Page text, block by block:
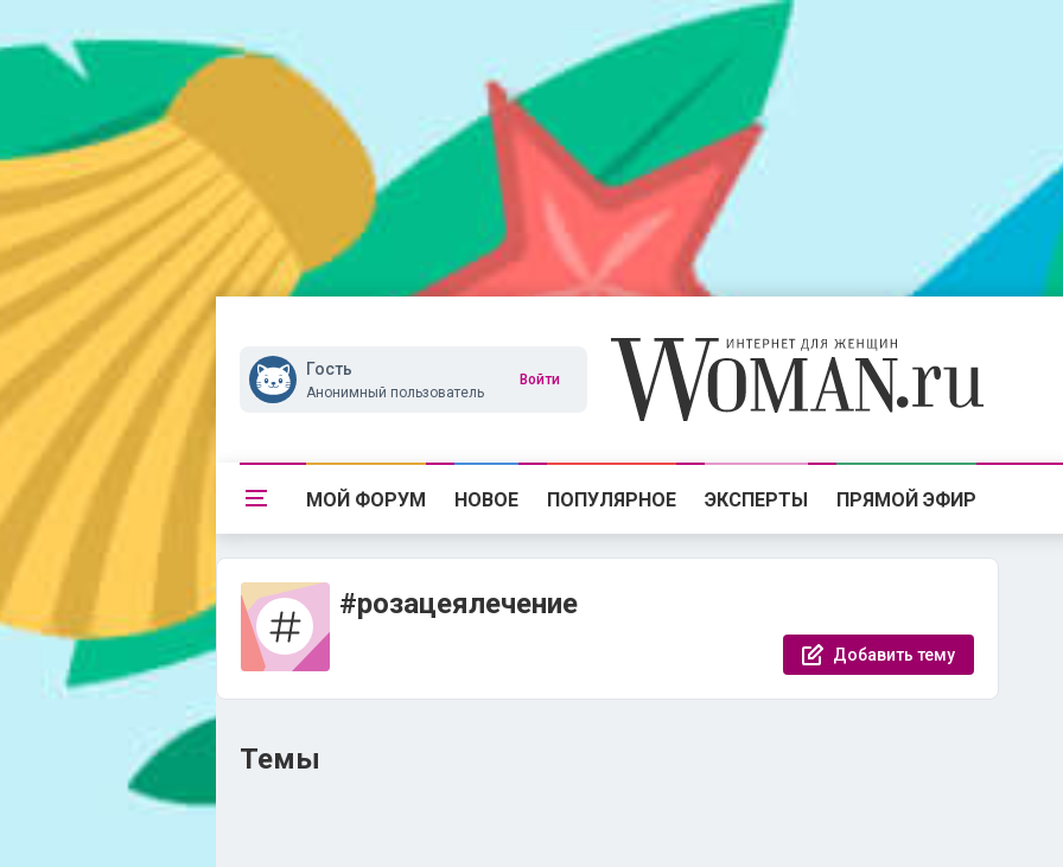
Гость
Анонимный пользователь
Войти
МОЙ ФОРУМ НОВОЕ ПОПУЛЯРНОЕ ЭКСПЕРТЫ ПРЯМОЙ ЭФИР
#розацеялечение
Добавить тему
Темы